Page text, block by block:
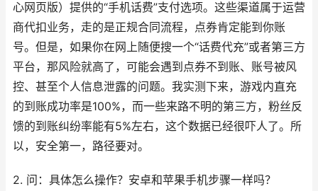
心网页版）提供的“手机话费”支付选项。这些渠道属于运营
商代扣业务，走的是正规合同流程，点券肯定能到你账
号。但是，如果你在网上随便搜一个“话费代充”或者第三方
平台，那风险就高了，可能会遇到点券不到账、账号被风
控、甚至个人信息泄露的问题。我实测下来，游戏内直充
的到账成功率是100%，而一些来路不明的第三方，粉丝反
馈的到账纠纷率能有5%左右，这个数据已经很吓人了。所
以，安全第一，路径要对。
2. 问：具体怎么操作？安卓和苹果手机步骤一样吗？